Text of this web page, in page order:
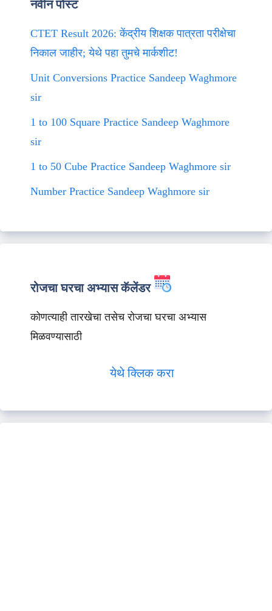
नवीन पोस्ट
CTET Result 2026: केंद्रीय शिक्षक पात्रता परीक्षेचा
निकाल जाहीर; येथे पहा तुमचे मार्कशीट!
Unit Conversions Practice Sandeep Waghmore
sir
1 to 100 Square Practice Sandeep Waghmore
sir
1 to 50 Cube Practice Sandeep Waghmore sir
Number Practice Sandeep Waghmore sir
रोजचा घरचा अभ्यास कॅलेंडर
कोणत्याही तारखेचा तसेच रोजचा घरचा अभ्यास
मिळवण्यासाठी
येथे क्लिक करा